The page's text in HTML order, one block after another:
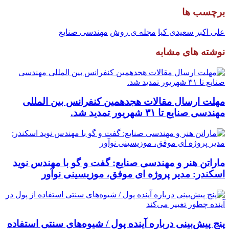
برچسب ها
علی اکبر سعیدی کیا مجله ی روش مهندسی صنایع
نوشته های مشابه
مهلت ارسال مقالات هجدهمین کنفرانس بین المللی
مهندسی صنایع تا ۳۱ شهریور تمدید شد.
ماراتن هنر و مهندسی صنایع: گفت و گو با مهندس نوید
اسکندر: مدیر پروژه ای موفق، موزیسینی نوآور
پنج پیش‌بینی درباره آینده پول / شیوه‌های سنتی استفاده